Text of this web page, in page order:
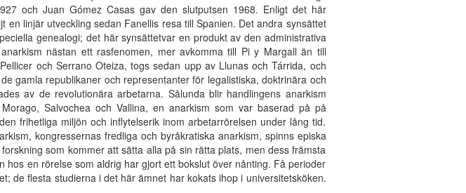
och Juan Gómez Casas gav den slutputsen 1968. Enligt det här
linjär utveckling sedan Fanellis resa till Spanien. Det andra synsättet
genealogi; det här synsättetvar en produkt av den administrativa
nästan ett rasfenomen, mer avkomma till Pi y Margall än till
och Serrano Oteiza, togs sedan upp av Llunas och Tárrida, och
gamla republikaner och representanter för legalistiska, doktrinära och
av de revolutionära arbetarna. Sålunda blir handlingens anarkism
Salvochea och Vallina, en anarkism som var baserad på på
frihetliga miljön och inflytelserik inom arbetarrörelsen under lång tid.
kongressernas fredliga och byråkratiska anarkism, spinns episka
som kommer att sätta alla på sin rätta plats, men dess främsta
en rörelse som aldrig har gjort ett bokslut över nånting. Få perioder
de flesta studierna i det här ämnet har kokats ihop i universitetsköken.